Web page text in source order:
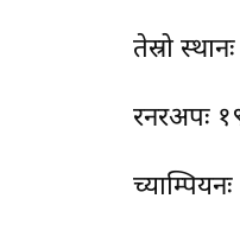
तेस्रो
रनरअपः